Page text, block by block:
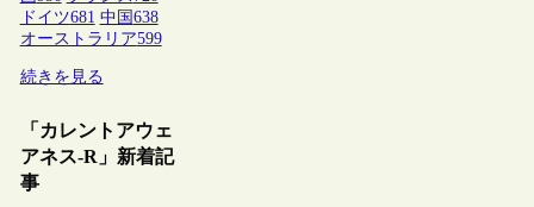
ドイツ681 中国 638
オーストラリア599
続きを見る
「カレントアウェ
アネス-R」新着記
事